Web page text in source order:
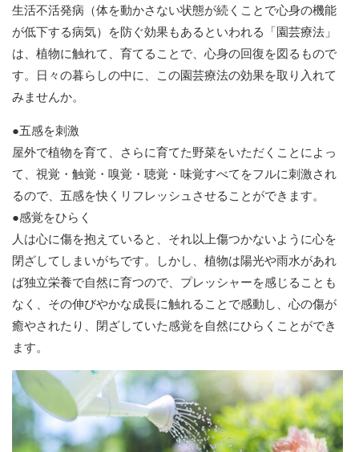
生活不活発病（体を動かさない状態が続くことで心身の機能
が低下する病気）を防ぐ効果もあるといわれる「園芸療法」
は、植物に触れて、育てることで、心身の回復を図るもので
す。日々の暮らしの中に、この園芸療法の効果を取り入れて
みませんか。
●五感を刺激
屋外で植物を育て、さらに育てた野菜をいただくことによっ
て、視覚・触覚・嗅覚・聴覚・味覚すべてをフルに刺激され
るので、五感を快くリフレッシュさせることができます。
●感覚をひらく
人は心に傷を抱えていると、それ以上傷つかないように心を
閉ざしてしまいがちです。しかし、植物は陽光や雨水があれ
ば独立栄養で自然に育つので、プレッシャーを感じることも
なく、その伸びやかな成長に触れることで感動し、心の傷が
癒やされたり、閉ざしていた感覚を自然にひらくことができ
ます。